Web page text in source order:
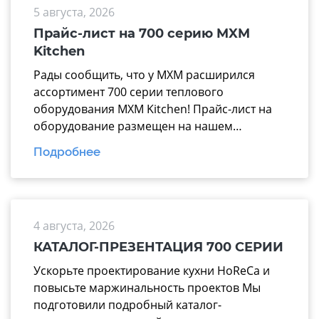
5 августа, 2026
Прайс-лист на 700 серию MXM
Kitchen
Рады сообщить, что у МХМ расширился
ассортимент 700 серии теплового
оборудования MXM Kitchen! Прайс-лист на
оборудование размещен на нашем
официальном сайте mariholod.com в
разделе «Прайс-лист». Дополнительную
информацию вы можете получить у
сотрудничество.
Подробнее
4 августа, 2026
КАТАЛОГ-ПРЕЗЕНТАЦИЯ 700 СЕРИИ
Ускорьте проектирование кухни HoReCa и
повысьте маржинальность проектов Мы
подготовили подробный каталог-